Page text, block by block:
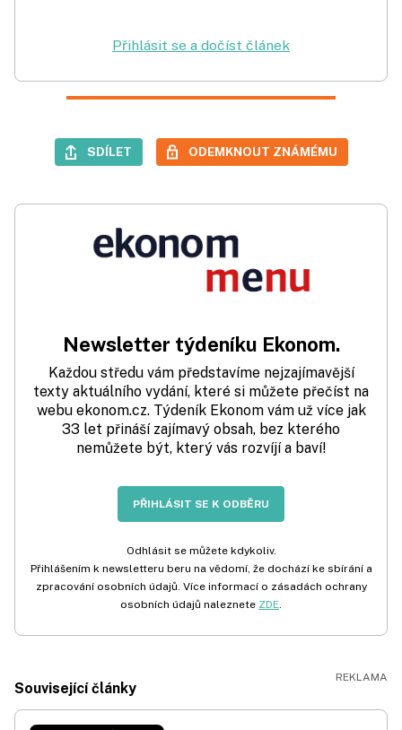
Přihlásit se a dočíst článek
SDÍLET ODEMKNOUT ZNÁMÉMU
Newsletter týdeníku Ekonom.
Každou středu vám představíme nejzajímavější
texty aktuálního vydání, které si můžete přečíst na
webu ekonom.cz. Týdeník Ekonom vám už více jak
33 let přináší zajímavý obsah, bez kterého
nemůžete být, který vás rozvíjí a baví!
PŘIHLÁSIT SE K ODBĚRU
Odhlásit se můžete kdykoliv.
Přihlášením k newsletteru beru na vědomí, že dochází ke sbírání a
zpracování osobních údajů. Více informací o zásadách ochrany
osobních údajů naleznete ZDE.
Související články